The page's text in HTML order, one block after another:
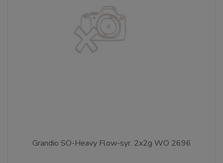
Grandio SO-Heavy Flow-syr. 2x2g WO 2696